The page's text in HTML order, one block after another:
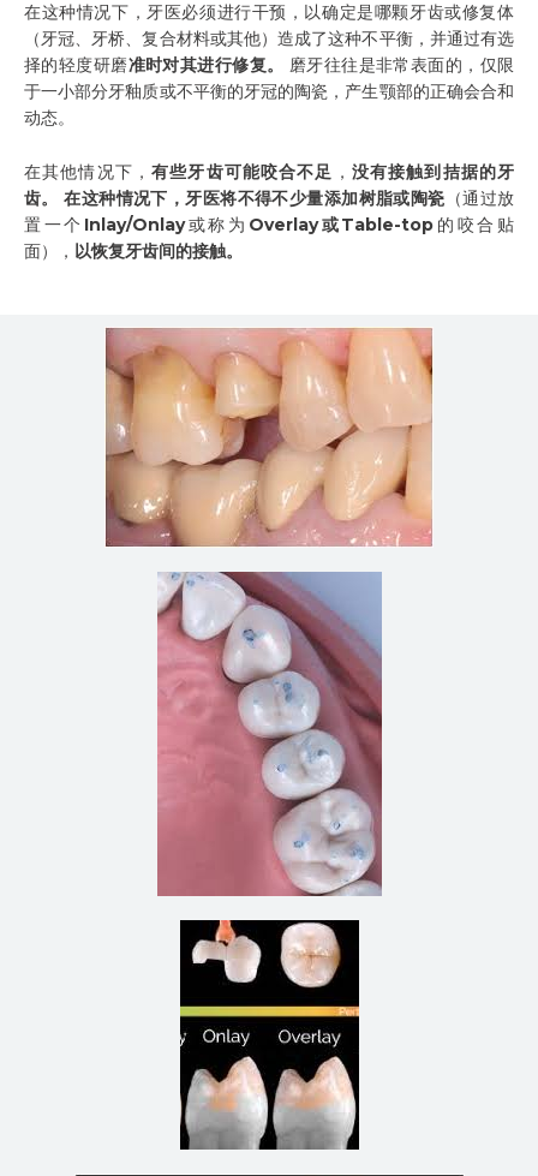
在这种情况下，牙医必须进行干预，以确定是哪颗牙齿或修复体
（牙冠、牙桥、复合材料或其他）造成了这种不平衡，并通过有选
择的轻度研磨准时对其进行修复。
磨牙往往是非常表面的，仅限
于一小部分牙釉质或不平衡的牙冠的陶瓷，产生颚部的正确会合和
动态。
在其他情况下，有些牙齿可能咬合不足 ， 没有接触到拮据的牙
齿。
在这种情况下，牙医将不得不少量添加树脂或陶瓷 （通过放
置一个 Inlay/Onlay或称为 Overlay或Table-top 的咬合贴
面）， 以恢复牙齿间的接触。